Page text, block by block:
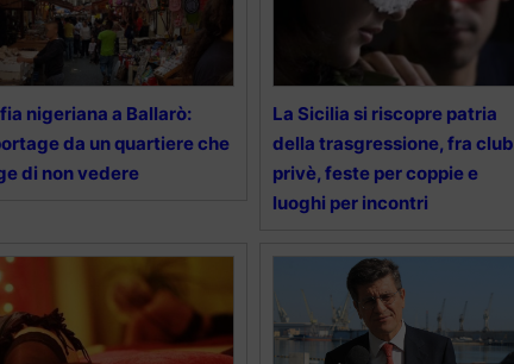
nigeriana a Ballarò:
da un quartiere che
di non vedere
La Sicilia si riscopre patria
della trasgressione, fra club
privè, feste per coppie e
luoghi per incontri